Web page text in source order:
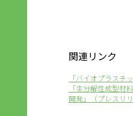
関連リンク
「バイオプラスチ
「生分解性成型材
開発」（プレスリリ